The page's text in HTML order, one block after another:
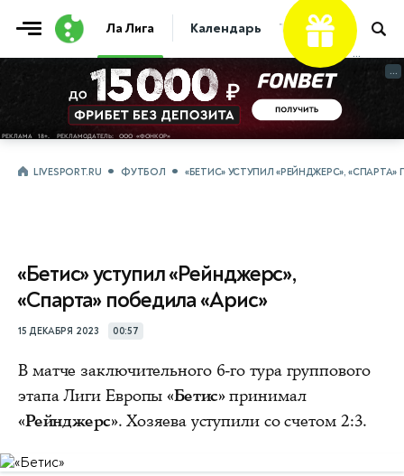
Ла Лига Календарь Таблица
...
...
LIVESPORT.RU ФУТБОЛ «БЕТИС» УСТУПИЛ «РЕЙНДЖЕРС», «СПАРТА»
«Бетис» уступил «Рейнджерс»,
«Спарта» победила «Арис»
15 ДЕКАБРЯ 2023 00:57
В матче заключительного 6-го тура группового
этапа Лиги Европы«Бетис»принимал
«Рейнджерс». Хозяева уступили со счетом 2:3.